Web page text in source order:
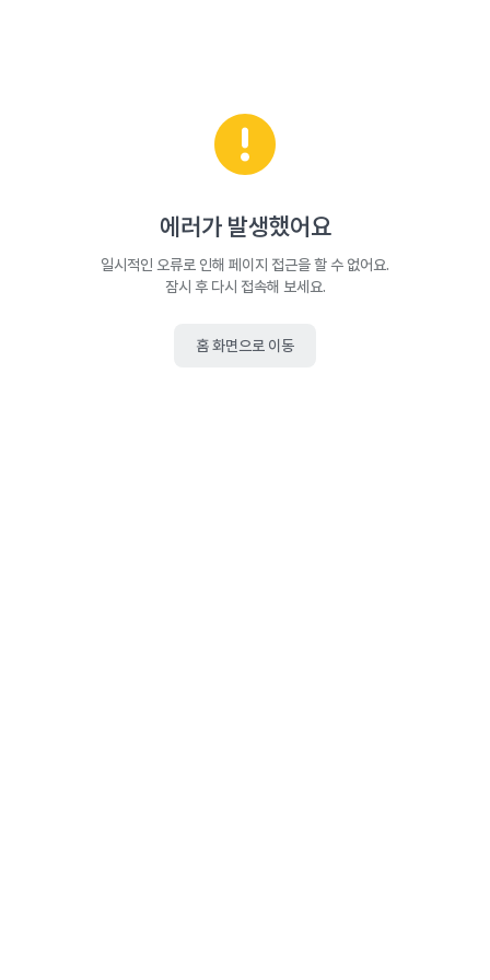
에러가 발생했어요
일시적인 오류로 인해 페이지 접근을 할 수 없어요.
잠시 후 다시 접속해 보세요.
홈 화면으로 이동